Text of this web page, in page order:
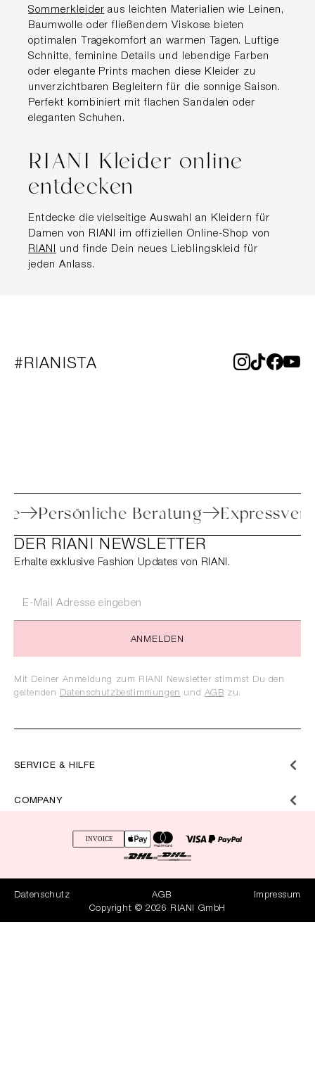
Sommerkleider aus leichten Materialien wie Leinen,
Baumwolle oder fließendem Viskose bieten
optimalen Tragekomfort an warmen Tagen. Luftige
Schnitte, feminine Details und lebendige Farben
oder elegante Prints machen diese Kleider zu
unverzichtbaren Begleitern für die sonnige Saison.
Perfekt kombiniert mit flachen Sandalen oder
eleganten Schuhen.
RIANI Kleider online
entdecken
Entdecke die vielseitige Auswahl an Kleidern für
Damen von RIANI im offiziellen Online-Shop von
RIANI
und finde Dein neues Lieblingskleid für
jeden Anlass.
#RIANISTA
Retoure Persönliche Beratung
SERVICE & HILFE
COMPANY
DER RIANI NEWSLETTER
Erhalte exklusive Fashion Updates von RIANI.
ANMELDEN
Mit Deiner Anmeldung zum RIANI Newsletter stimmst Du den
geltenden Datenschutzbestimmungen und AGB zu.
Datenschutz AGB
Impressum
Copyright © 2026 RIANI GmbH